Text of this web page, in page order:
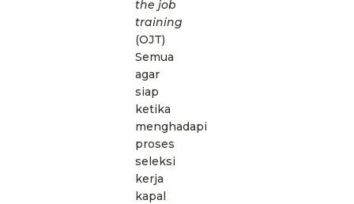
the job
training
(OJT)
Semua
agar
siap
ketika
menghadapi
proses
seleksi
kerja
kapal